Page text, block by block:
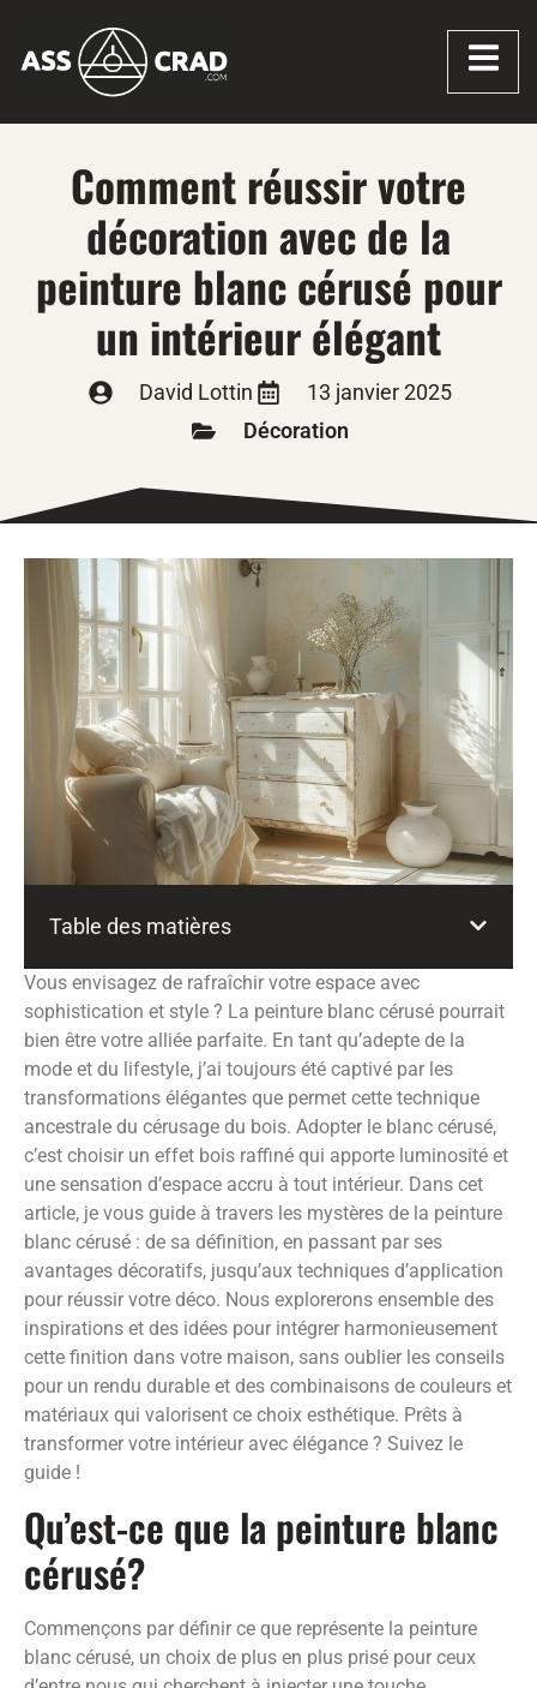
Comment réussir votre
décoration avec de la
peinture blanc cérusé pour
un intérieur élégant
David Lottin
13 janvier 2025
Décoration
Table des matières
Vous envisagez de rafraîchir votre espace avec
sophistication et style ? La peinture blanc cérusé pourrait
bien être votre alliée parfaite. En tant qu’adepte de la
mode et du lifestyle, j’ai toujours été captivé par les
transformations élégantes que permet cette technique
ancestrale du cérusage du bois. Adopter le blanc cérusé,
c’est choisir un effet bois raffiné qui apporte luminosité et
une sensation d’espace accru à tout intérieur. Dans cet
article, je vous guide à travers les mystères de la peinture
blanc cérusé : de sa définition, en passant par ses
avantages décoratifs, jusqu’aux techniques d’application
pour réussir votre déco. Nous explorerons ensemble des
inspirations et des idées pour intégrer harmonieusement
cette finition dans votre maison, sans oublier les conseils
pour un rendu durable et des combinaisons de couleurs et
matériaux qui valorisent ce choix esthétique. Prêts à
transformer votre intérieur avec élégance ? Suivez le
guide !
Qu’est-ce que la peinture blanc
cérusé?
Commençons par définir ce que représente la peinture
blanc cérusé, un choix de plus en plus prisé pour ceux